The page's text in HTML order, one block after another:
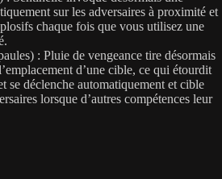
sur les adversaires à proximité et
chaque fois que vous utilisez une
: Pluie de vengeance tire désormais
d’une cible, ce qui étourdit
se déclenche automatiquement et cible
lorsque d’autres compétences leur